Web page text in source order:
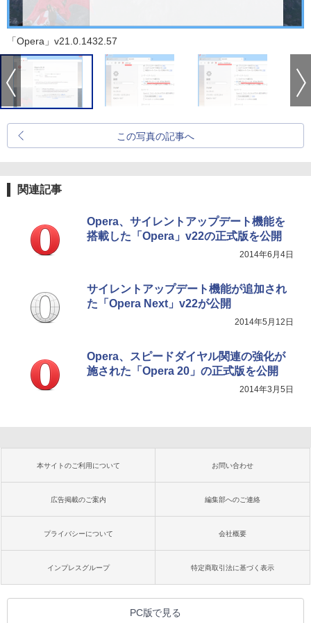
「Opera」v21.0.1432.57
この写真の記事へ
関連記事
Opera、サイレントアップデート機能を
搭載した「Opera」v22の正式版を公開
2014年6月4日
サイレントアップデート機能が追加され
た「Opera Next」v22が公開
2014年5月12日
Opera、スピードダイヤル関連の強化が
施された「Opera 20」の正式版を公開
2014年3月5日
本サイトのご利用について お問い合わせ
広告掲載のご案内 編集部へのご連絡
プライバシーについて 会社概要
インプレスグループ 特定商取引法に基づく表示
PC版で見る